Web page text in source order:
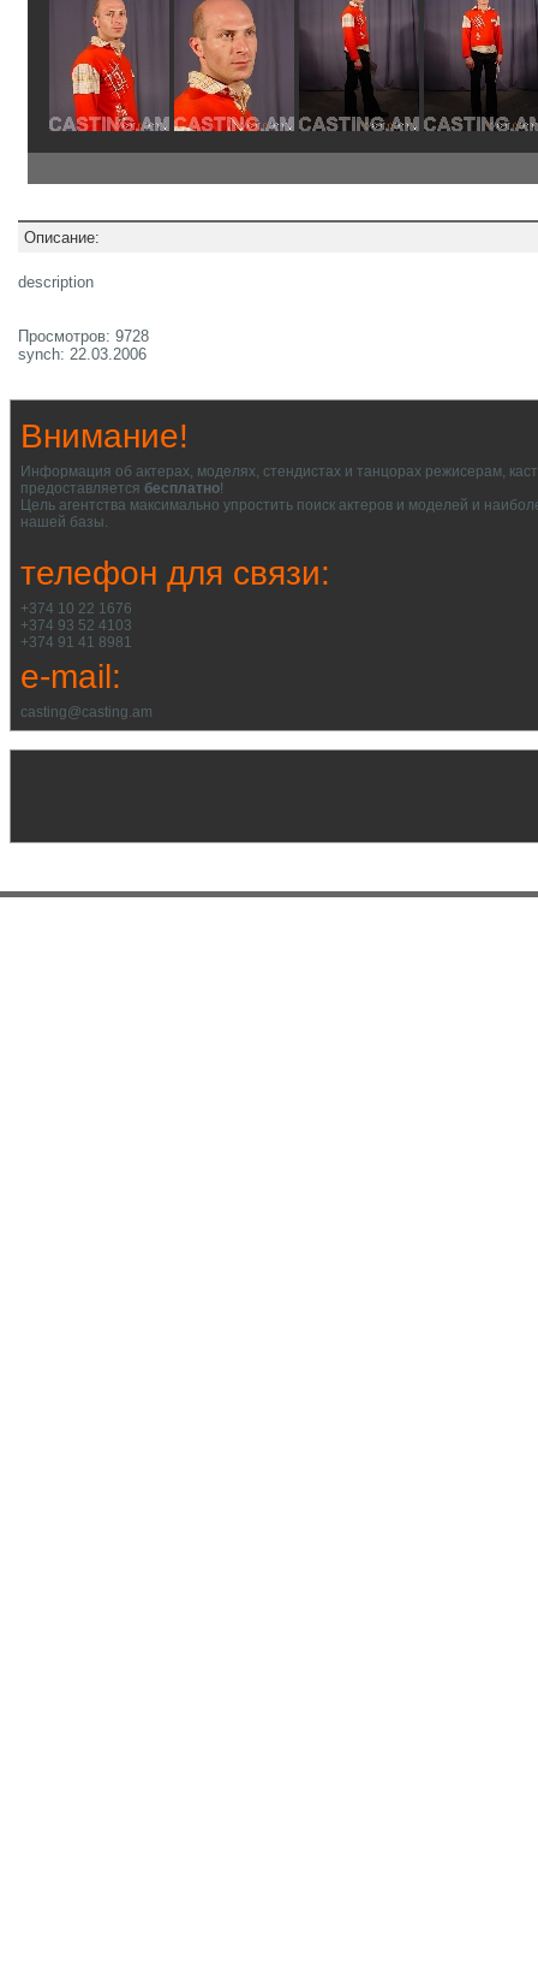
Описание:
description
Просмотров: 9728
synch: 22.03.2006
Внимание!
Информация об актерах, моделях, стендистах и танцорах режисерам,
предоставляется бесплатно!
Цель агентства максимально упростить поиск актеров и моделей и
нашей базы.
телефон для связи:
+374 10 22 1676
+374 93 52 4103
+374 91 41 8981
e-mail:
casting@casting.am